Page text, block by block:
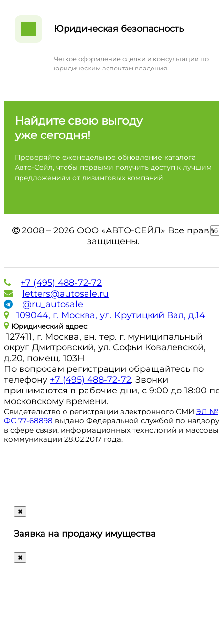
Юридическая безопасность
Четкое оформление сделки и консультации по
юридическим аспектам владения.
Найдите свою выгоду
уже сегодня!
Проверяйте еженедельное обновление каталога
Авто-Сейл, чтобы первыми получить доступ к лучшим
предложениям от лизинговых компаний.
2008 – 2026 ООО «АВТО-СЕЙЛ» Все права
защищены.
+7 (495) 488-72-72
letters@autosale.ru
@ru_autosale
109044, г. Москва, ул. Крутицкий Вал, д.14
Юридический адрес:
127411, г. Москва, вн. тер. г. муниципальный
округ Дмитровский, ул. Софьи Ковалевской,
д.20, помещ. 103Н
По вопросам регистрации обращайтесь по
телефону +7 (495) 488-72-72. Звонки
принимаются в рабочие дни, с 9:00 до 18:00
московскому времени.
Свидетельство о регистрации электронного СМИ ЭЛ №
ФС 77-68898 выдано Федеральной службой по надзору
в сфере связи, информационных технологий и
коммуникаций 28.02.2017 года.
letters@autosale.ru
Ответим
Заявка на продажу имущества